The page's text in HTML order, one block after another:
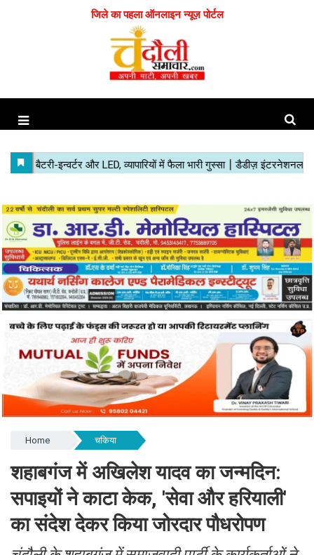
जिले का पहला ऑनलाइन न्यूज़ पोर्टल
Home चकिया
शहाबगंज में अखिलेश यादव का जन्मदिन:
सपाइयों ने काटा केक, 'सेवा और हरियाली'
का संदेश देकर किया जोरदार पौधरोपण